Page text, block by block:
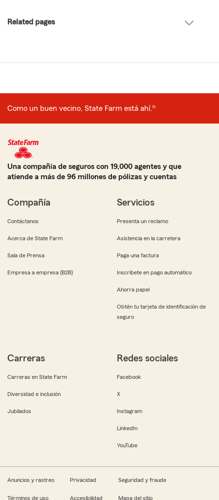
Related pages
Como un buen vecino, State Farm está ahí.®
Una compañía de seguros con 19,000 agentes y que
atiende a más de 96 millones de pólizas y cuentas
Compañía
Contáctanos
Acerca de State Farm
Sala de Prensa
Empresa a empresa (B2B)
Servicios
Presenta un reclamo
Asistencia en la carretera
Paga una factura
Inscríbete en pago automático
Ahorra papel
Obtén tu tarjeta de identificación de
seguro
Carreras
Carreras en State Farm
Diversidad e inclusión
Jubilados
Redes sociales
Facebook
X
Instagram
LinkedIn
YouTube
Anuncios y rastreo Privacidad Seguridad y fraude
Términos de uso Accesibilidad Mapa del sitio